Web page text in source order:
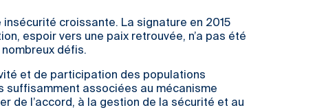
croissante. La signature en 2015
espoir vers une paix retrouvée, n’a pas été
défis.
et de participation des populations
suffisamment associées au mécanisme
de l’accord, à la gestion de la sécurité et au